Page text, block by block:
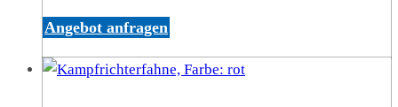
Angebot anfragen